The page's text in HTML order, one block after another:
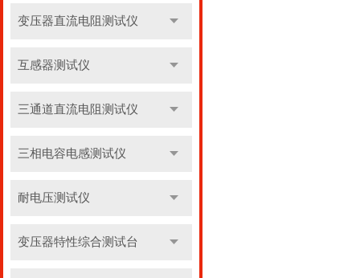
变压器直流电阻测试仪
互感器测试仪
三通道直流电阻测试仪
三相电容电感测试仪
耐电压测试仪
变压器特性综合测试台